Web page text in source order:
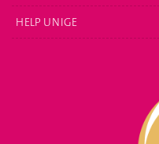
HELP UNIGE